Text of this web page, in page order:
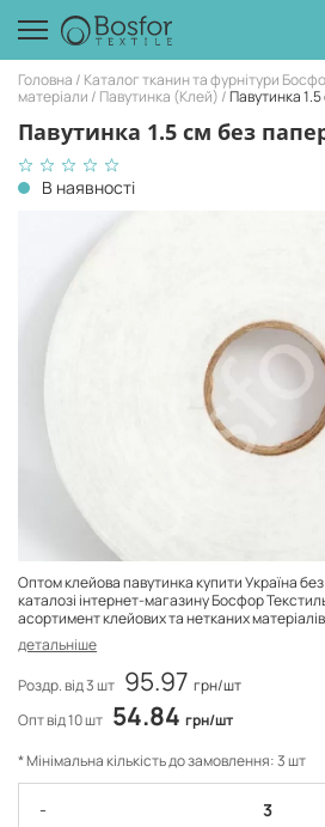
Головна Каталог тканин та фурнітури
матеріали
Павутинка (Клей) Павутинка
Павутинка 1.5 см без
В наявності
Оптом клейова павутинка купити Україна
каталозі інтернет-магазину Босфор
асортимент клейових та нетканих
детальніше
Роздр. від 3 шт 95.97 грн/шт
Опт від 10 шт 54.84 грн/шт
* Мінімальна кількість до замовлення: 3 шт
-